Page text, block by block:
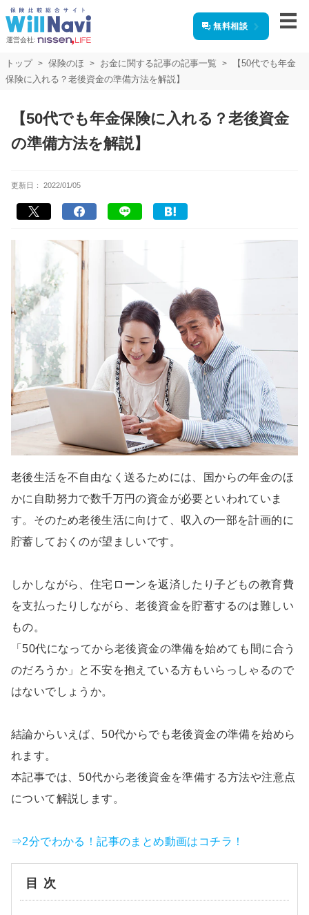
運営会社:
無料相談
トップ 保険のほ お金に関する記事の記事一覧
【50代でも年金
保険に入れる？老後資金の準備方法を解説】
【50代でも年金保険に入れる？老後資金
の準備方法を解説】
更新日： 2022/01/05
老後生活を不自由なく送るためには、国からの年金のほ
かに自助努力で数千万円の資金が必要といわれていま
す。そのため老後生活に向けて、収入の一部を計画的に
貯蓄しておくのが望ましいです。
しかしながら、住宅ローンを返済したり子どもの教育費
を支払ったりしながら、老後資金を貯蓄するのは難しい
もの。
「50代になってから老後資金の準備を始めても間に合う
のだろうか」と不安を抱えている方もいらっしゃるので
はないでしょうか。
結論からいえば、50代からでも老後資金の準備を始めら
れます。
本記事では、50代から老後資金を準備する方法や注意点
について解説します。
⇒2分でわかる！記事のまとめ動画はコチラ！
目次